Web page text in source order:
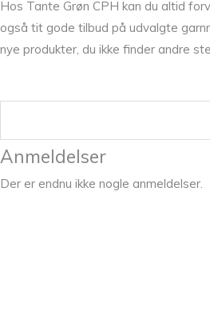
Hos Tante Grøn CPH kan du altid
også tit gode tilbud på udvalgte
nye produkter, du ikke finder andre
Anmeldelser
Der er endnu ikke nogle anmeldelser.